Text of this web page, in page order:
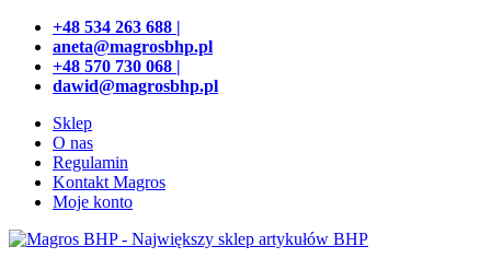
Przejdź
nawigacji
Przeskocz
treści
+48 534 263 688 |
aneta@magrosbhp.pl
+48 570 730 068 |
dawid@magrosbhp.pl
Sklep
O nas
Regulamin
Kontakt Magros
Moje konto